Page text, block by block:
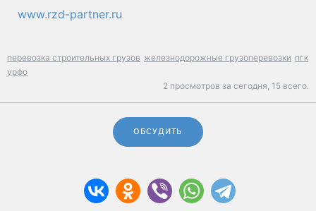
www.rzd-partner.ru
перевозка строительных грузов железнодорожные грузоперевозки пгк
урфо
2 просмотров за сегодня, 15 всего.
ОБСУДИТЬ